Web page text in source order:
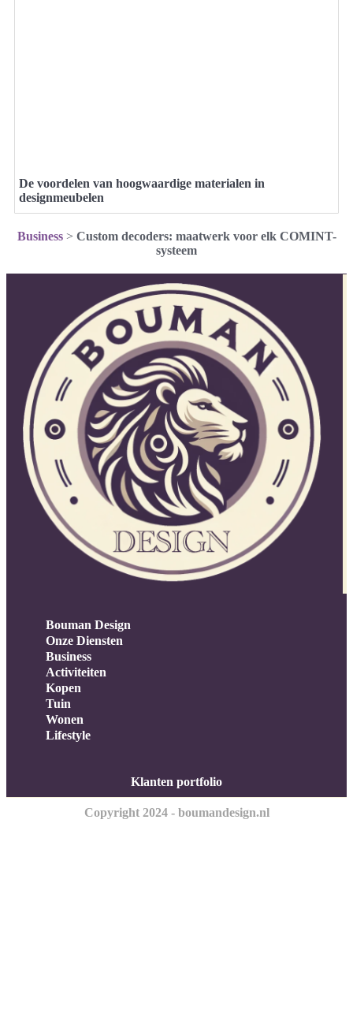
De voordelen van hoogwaardige materialen in
designmeubelen
Business> Custom decoders: maatwerk voor elk COMINT-
systeem
Bouman Design
Onze Diensten
Business
Activiteiten
Kopen
Tuin
Wonen
Lifestyle
Klanten portfolio
Copyright 2024 - boumandesign.nl